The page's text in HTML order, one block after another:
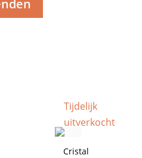
Tijdelijk
uitverkocht
Cristal